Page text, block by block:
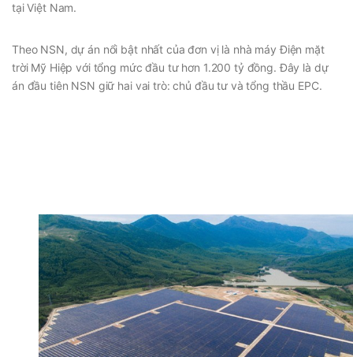
tại Việt Nam.
Theo NSN, dự án nổi bật nhất của đơn vị là nhà máy Điện mặt
trời Mỹ Hiệp với tổng mức đầu tư hơn 1.200 tỷ đồng. Đây là dự
án đầu tiên NSN giữ hai vai trò: chủ đầu tư và tổng thầu EPC.